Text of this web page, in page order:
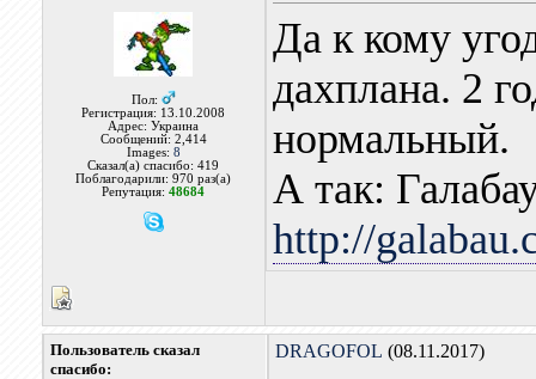
Пол:
Регистрация: 13.10.2008
Адрес: Украина
Сообщений: 2,414
Images: 8
Сказал(а) спасибо: 419
Поблагодарили: 970 раз(а)
Репутация:48684
Да к кому
дахплана. 2
нормальный.
А так:
http://
Пользователь сказал
cпасибо:
DRAGOFOL (08.11.2017)